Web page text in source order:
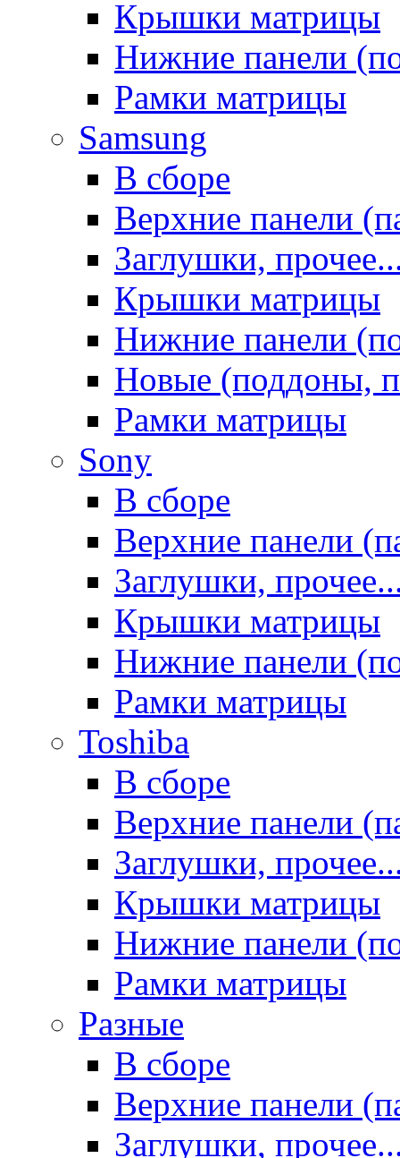
Крышки матрицы
Нижние панели
Рамки матрицы
Samsung
В сборе
Верхние панели
Заглушки,
Крышки матрицы
Нижние панели
Новые (поддоны,
Рамки матрицы
Sony
В сборе
Верхние панели
Заглушки,
Крышки матрицы
Нижние панели
Рамки матрицы
Toshiba
В сборе
Верхние панели
Заглушки,
Крышки матрицы
Нижние панели
Рамки матрицы
Разные
В сборе
Верхние панели
Заглушки,